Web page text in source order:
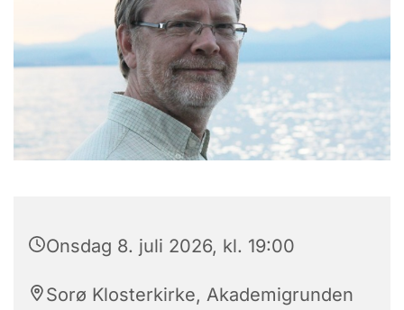
Onsdag 8. juli 2026, kl. 19:00
Sorø Klosterkirke, Akademigrunden